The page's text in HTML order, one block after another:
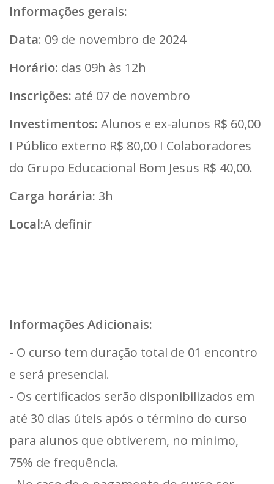
Informações gerais:
Data: 09 de novembro de 2024
Horário: das 09h às 12h
Inscrições: até 07 de novembro
Investimentos: Alunos e ex-alunos R$ 60,00
I Público externo R$ 80,00 I Colaboradores
do Grupo Educacional Bom Jesus R$ 40,00.
Carga horária: 3h
Local:A definir
Informações Adicionais:
- O curso tem duração total de 01 encontro
e será presencial.
- Os certificados serão disponibilizados em
até 30 dias úteis após o término do curso
para alunos que obtiverem, no mínimo,
75% de frequência.